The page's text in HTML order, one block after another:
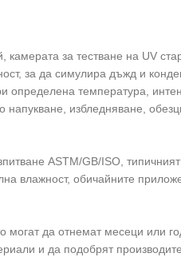
за тестване на UV
за да симулира дъжд и
определена температура,
напукване, избледняване,
ASTM/GB/ISO,
влажност, обичайните
да отнемат месеци или
и да подобрят